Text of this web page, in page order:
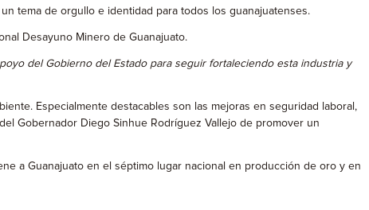
tema de orgullo e identidad para todos los guanajuatenses.
Desayuno Minero de Guanajuato.
del Gobierno del Estado para seguir fortaleciendo esta industria y
Especialmente destacables son las mejoras en seguridad laboral,
Gobernador Diego Sinhue Rodríguez Vallejo de promover un
a Guanajuato en el séptimo lugar nacional en producción de oro y en